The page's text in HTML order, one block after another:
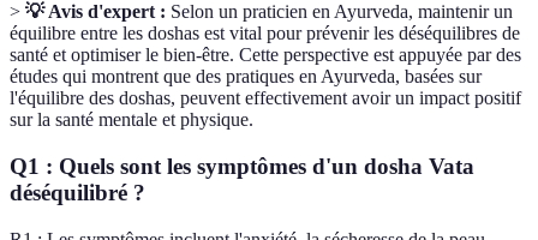
> 💡 Avis d'expert : Selon un praticien en Ayurveda, maintenir un
équilibre entre les doshas est vital pour prévenir les déséquilibres de
santé et optimiser le bien-être. Cette perspective est appuyée par des
études qui montrent que des pratiques en Ayurveda, basées sur
l'équilibre des doshas, peuvent effectivement avoir un impact positif
sur la santé mentale et physique.
Q1 : Quels sont les symptômes d'un dosha Vata
déséquilibré ?